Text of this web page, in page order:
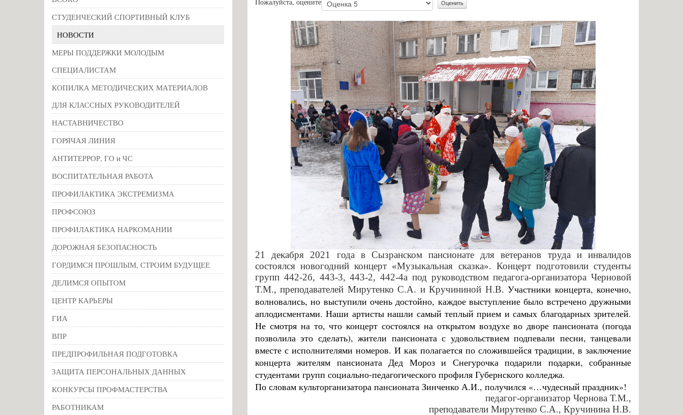
обучающихся
Международное сотрудничество
Организация питания в
образовательной организации
Образовательные стандарты и
требования
с ограниченными возможностями
здоровья
Конкурс заявлений абитуриентов
ГБПОУ «ГК г. СЫЗРАНИ»
Информация для абитуриентов
Вопросы-ответы
Образовательный кредит с
государственной поддержкой
Основание для представления
льгот
Особенности приема
иностранных граждан
Заочное обучение
Дополнительное
профессиональное образование
Пожалуйста, оцените
21 декабря 2021 года в Сызранском пансионате для ветеранов труда и инвалидов
состоялся новогодний концерт «Музыкальная сказка». Концерт подготовили студенты
групп 442-2б, 443-3, 443-2, 442-4а под руководством педагога-организатора Черновой
Т.М., преподавателей Мирутенко С.А. и Кручининой Н.В.Участники концерта, конечно,
волновались, но выступили очень достойно, каждое выступление было встречено дружными
аплодисментами. Наши артисты нашли самый теплый прием и самых благодарных зрителей.
Не смотря на то, что концерт состоялся на открытом воздухе во дворе пансионата (погода
позволила это сделать), жители пансионата с удовольствием подпевали песни, танцевали
вместе с исполнителями номеров. И как полагается по сложившейся традиции, в заключение
концерта жителям пансионата Дед Мороз и Снегурочка подарили подарки, собранные
студентами групп социально-педагогического профиля Губернского колледжа.
По словам культорганизатора пансионата Зинченко А.И., получился «…чудесный праздник»!
педагог-организатор Чернова Т.М.,
преподаватели Мирутенко С.А., Кручинина Н.В.
СТУДЕНЧЕСКИЙ СПОРТИВНЫЙ КЛУБ
НОВОСТИ
МЕРЫ ПОДДЕРЖКИ МОЛОДЫМ
СПЕЦИАЛИСТАМ
КОПИЛКА МЕТОДИЧЕСКИХ МАТЕРИАЛОВ
ДЛЯ КЛАССНЫХ РУКОВОДИТЕЛЕЙ
НАСТАВНИЧЕСТВО
ГОРЯЧАЯ ЛИНИЯ
АНТИТЕРРОР, ГО и ЧС
ВОСПИТАТЕЛЬНАЯ РАБОТА
ПРОФИЛАКТИКА ЭКСТРЕМИЗМА
ПРОФСОЮЗ
ПРОФИЛАКТИКА НАРКОМАНИИ
ДОРОЖНАЯ БЕЗОПАСНОСТЬ
ГОРДИМСЯ ПРОШЛЫМ, СТРОИМ БУДУЩЕЕ
ДЕЛИМСЯ ОПЫТОМ
ЦЕНТР КАРЬЕРЫ
ГИА
ВПР
ПРЕДПРОФИЛЬНАЯ ПОДГОТОВКА
ЗАЩИТА ПЕРСОНАЛЬНЫХ ДАННЫХ
КОНКУРСЫ ПРОФМАСТЕРСТВА
РАБОТНИКАМ